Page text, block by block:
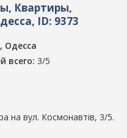
Квартиры,
ID: 9373
Одесса
всего: 3/5
на вул. Космонавтів, 3/5.